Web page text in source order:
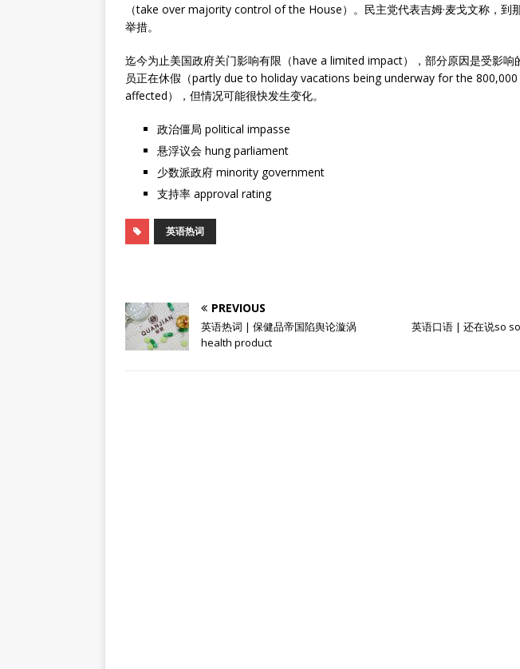
（take over majority control of the House）。民主党代表吉姆·麦戈文称，到
举措。
迄今为止美国政府关门影响有限（have a limited impact），部分原因是受影响
员正在休假（partly due to holiday vacations being underway for the
affected），但情况可能很快发生变化。
政治僵局 political impasse
悬浮议会 hung parliament
少数派政府 minority government
支持率 approval rating
英语热词
PREVIOUS
英语热词 | 保健品帝国陷舆论漩涡
health product
英语口语 | 还在说so